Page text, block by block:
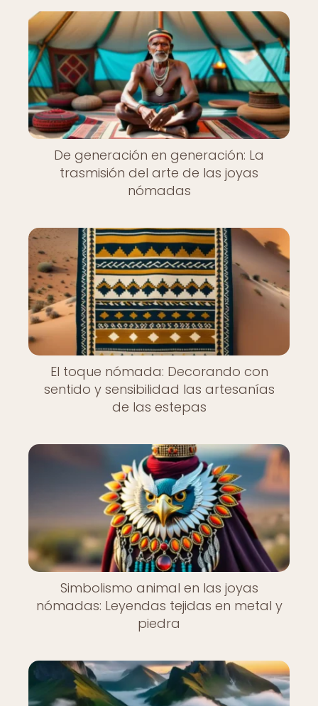
De generación en generación: La
trasmisión del arte de las joyas
nómadas
El toque nómada: Decorando con
sentido y sensibilidad las artesanías
de las estepas
Simbolismo animal en las joyas
nómadas: Leyendas tejidas en metal y
piedra